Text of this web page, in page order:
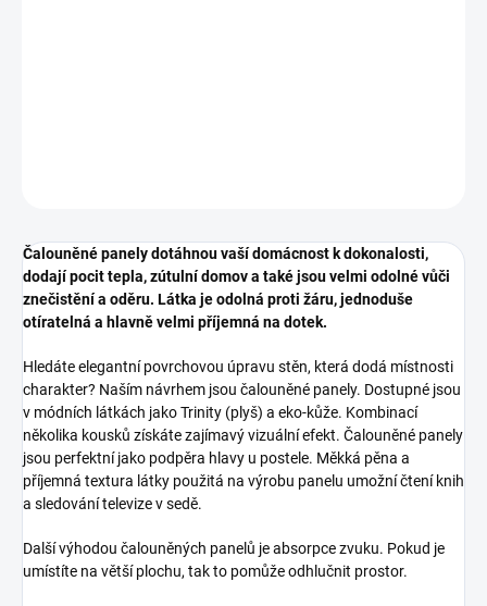
Čalouněné panely dotáhnou vaší domácnost k dokonalosti,
dodají pocit tepla, zútulní domov a také jsou velmi odolné vůči
znečistění a oděru. Látka je odolná proti žáru, jednoduše
otíratelná a hlavně velmi příjemná na dotek.
Hledáte elegantní povrchovou úpravu stěn, která dodá místnosti
charakter? Naším návrhem jsou čalouněné panely. Dostupné jsou
v módních látkách jako Trinity (plyš) a eko-kůže. Kombinací
několika kousků získáte zajímavý vizuální efekt. Čalouněné panely
jsou perfektní jako podpěra hlavy u postele. Měkká pěna a
příjemná textura látky použitá na výrobu panelu umožní čtení knih
a sledování televize v sedě.
Další výhodou čalouněných panelů je absorpce zvuku. Pokud je
umístíte na větší plochu, tak to pomůže odhlučnit prostor.